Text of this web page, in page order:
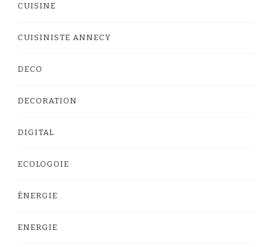
CUISINE
CUISINISTE ANNECY
DECO
DECORATION
DIGITAL
ECOLOGOIE
ÉNERGIE
ENERGIE